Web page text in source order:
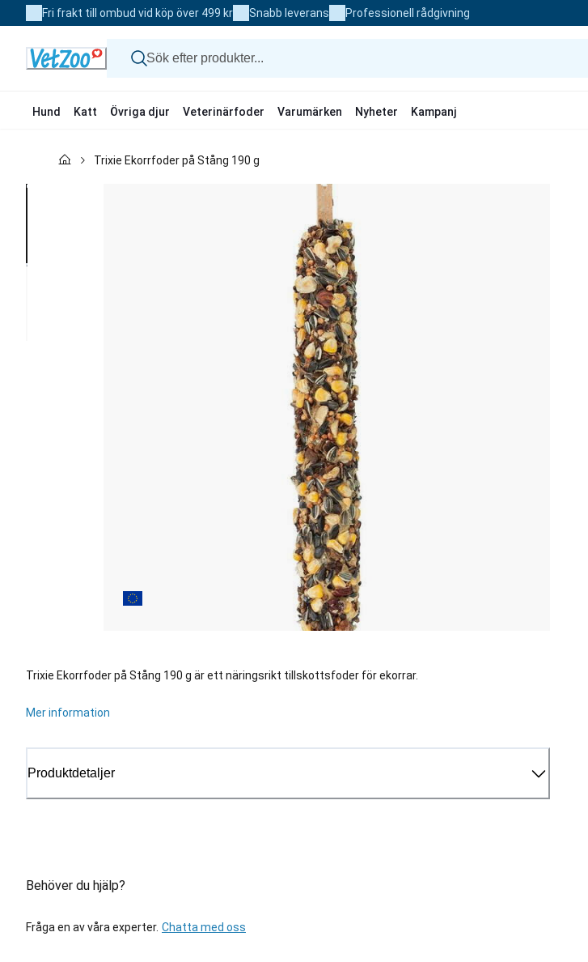
to
Fri frakt till ombud vid köp över 499 kr Snabb leverans Professionell rådgivning
Hund Katt Övriga djur Veterinärfoder Varumärken Nyheter Kampanj
Trixie Ekorrfoder på Stång 190 g
Trixie Ekorrfoder på Stång 190 g är ett näringsrikt tillskottsfoder för ekorrar.
Mer information
Produktdetaljer
Behöver du hjälp?
Fråga en av våra experter. Chatta med oss